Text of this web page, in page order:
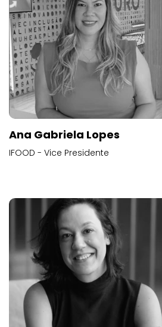
Ana Gabriela Lopes
IFOOD - Vice Presidente